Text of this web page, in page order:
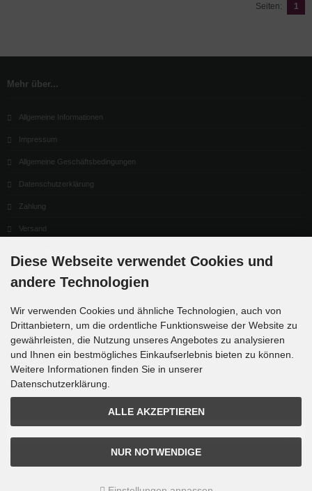
Seiten: 1
Mehr über...
Allgemeine Informationen
Impressum
Allgemeine Geschäftsbedingungen
Datenschutzerklärung
Zahlung
Versand
Newsletter-Anmeldung
Der Newsletter kann jederzeit hier oder in Ihrem Kundenkonto abbestellt werden.
Diese Webseite verwendet Cookies und
andere Technologien
Wir verwenden Cookies und ähnliche Technologien, auch von
Drittanbietern, um die ordentliche Funktionsweise der Website zu
gewährleisten, die Nutzung unseres Angebotes zu analysieren
und Ihnen ein bestmögliches Einkaufserlebnis bieten zu können.
Weitere Informationen finden Sie in unserer
Datenschutzerklärung.
ALLE AKZEPTIEREN
NUR NOTWENDIGE